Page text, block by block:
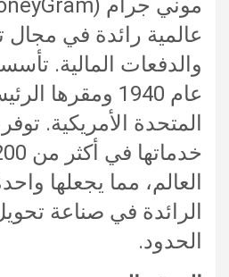
عالمية رائدة في مجال
والدفعات المالية.
عام 1940
المتحدة الأمريكية.
العالم، مما يجعلها
الرائدة في صناعة
الحدود.